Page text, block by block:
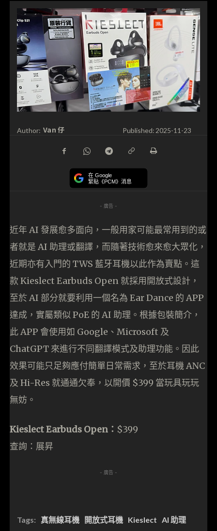
Author: Van 仔 Published: 2025-11-23
在 Google
緊貼《PCM》消息
- 廣告 -
近年 AI 發展愈多面向，一般用家可能最常用到的或
者就是 AI 助理或翻譯，而隨著技術愈來愈大眾化，
近期亦有入門的 TWS 藍牙耳機以此作為賣點。這
款 Kieslect Earbuds Open 就採用開放式設計，
至於 AI 部分就要利用一個名為 Ear Dance 的 APP
達成，實屬類似 PoE 的 AI 助理。根據包裝簡介，
此 APP 會使用如 Google、Microsoft 及
ChatGPT 來進行不同翻譯模式及助理功能。因此
效果可能只足夠應付簡單日常需求，至於耳機 ANC
及 Hi-Res 就通通欠奉，以開價 $399 當玩具玩玩
無妨。
Kieslect Earbuds Open： $399
查詢：展昇
- 廣告 -
Tags: 真無線耳機 開放式耳機 Kieslect AI 助理